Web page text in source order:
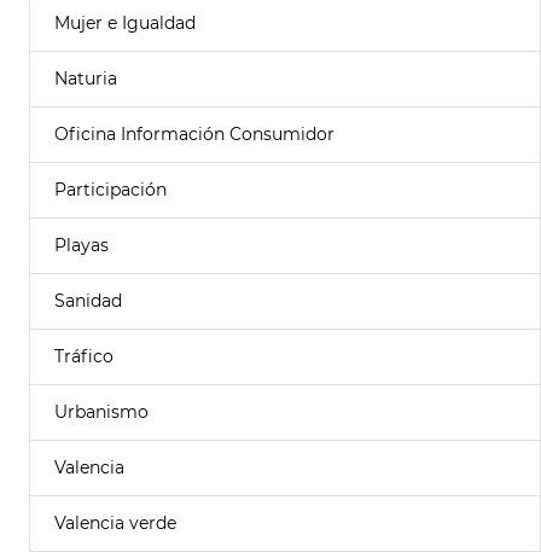
Mujer e Igualdad
Naturia
Oficina Información Consumidor
Participación
Playas
Sanidad
Tráfico
Urbanismo
Valencia
Valencia verde